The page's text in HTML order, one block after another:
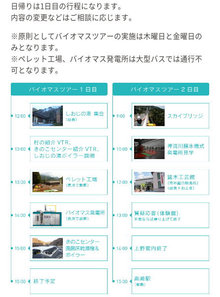
日帰りは1日目の行程になります。
内容の変更などはご相談に応じます。
※原則としてバイオマスツアーの実施は木曜日と金曜日の
みとなります。
※ペレット工場、バイオマス発電所は大型バスでは通行不
可となります。